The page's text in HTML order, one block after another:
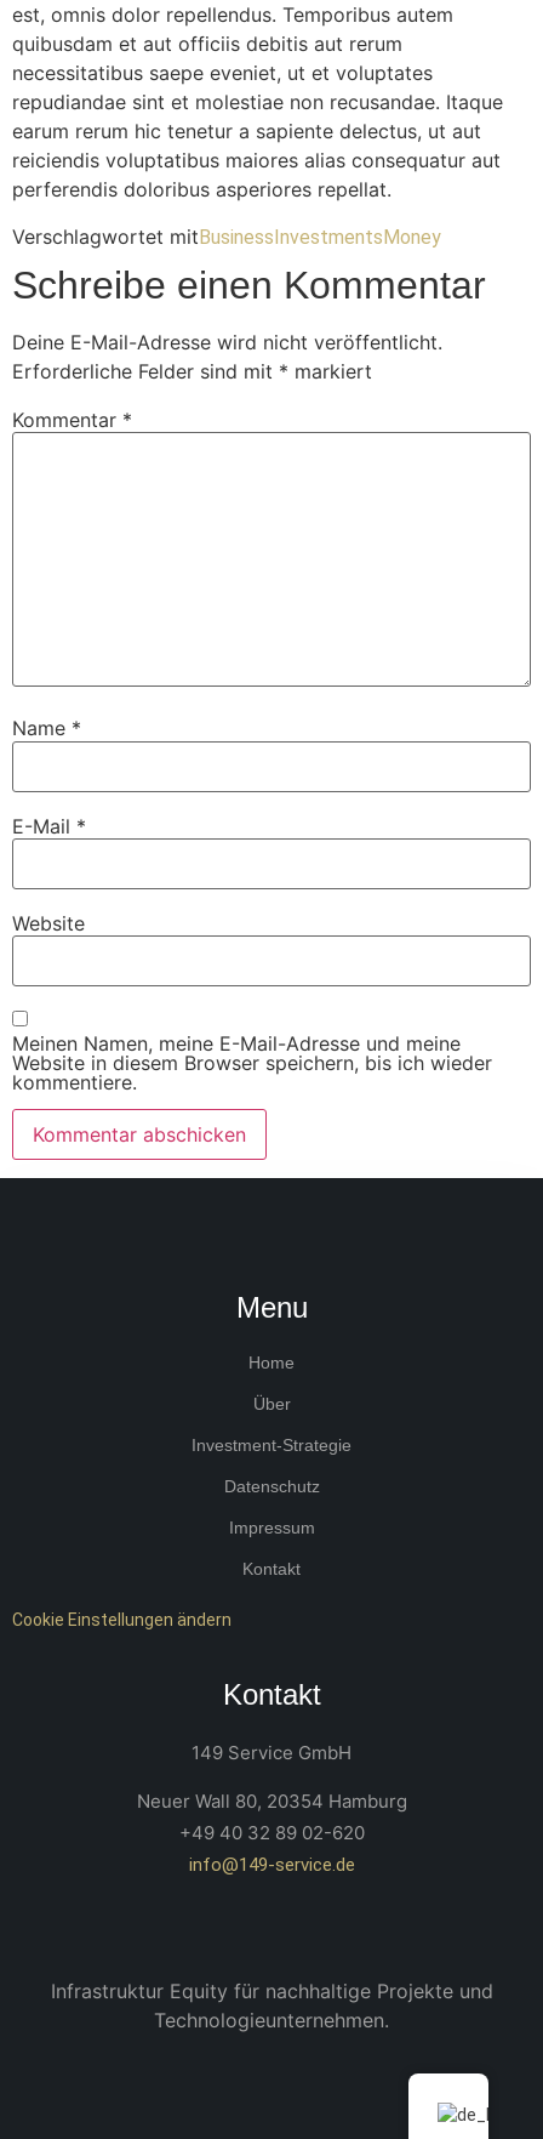
est, omnis dolor repellendus. Temporibus autem
quibusdam et aut officiis debitis aut rerum
necessitatibus saepe eveniet, ut et voluptates
repudiandae sint et molestiae non recusandae. Itaque
earum rerum hic tenetur a sapiente delectus, ut aut
reiciendis voluptatibus maiores alias consequatur aut
perferendis doloribus asperiores repellat.
Verschlagwortet mitBusinessInvestmentsMoney
Schreibe einen Kommentar
Deine E-Mail-Adresse wird nicht veröffentlicht.
Erforderliche Felder sind mit * markiert
Kommentar *
Name *
E-Mail *
Website
Meinen Namen, meine E-Mail-Adresse und meine
Website in diesem Browser speichern, bis ich wieder
kommentiere.
Menu
Home
Über
Investment-Strategie
Datenschutz
Impressum
Kontakt
Cookie Einstellungen ändern
Kontakt
149 Service GmbH
Neuer Wall 80, 20354 Hamburg
+49 40 32 89 02-620
info@149-service.de
Infrastruktur Equity für nachhaltige Projekte und
Technologieunternehmen.